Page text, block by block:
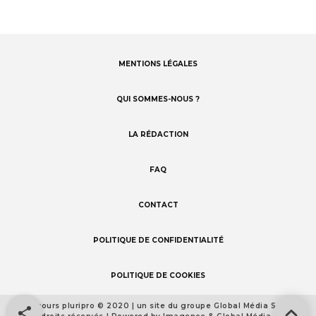
MENTIONS LÉGALES
QUI SOMMES-NOUS ?
LA RÉDACTION
FAQ
CONTACT
POLITIQUE DE CONFIDENTIALITÉ
POLITIQUE DE COOKIES
Footer
Concours pluripro © 2020 | un site du groupe Global Média Santé